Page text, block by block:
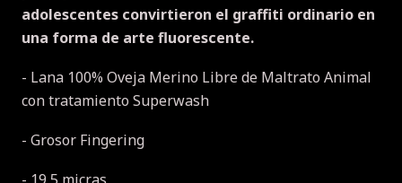
adolescentes convirtieron el graffiti ordinario en
una forma de arte fluorescente.
- Lana 100% Oveja Merino Libre de Maltrato Animal
con tratamiento Superwash
- Grosor Fingering